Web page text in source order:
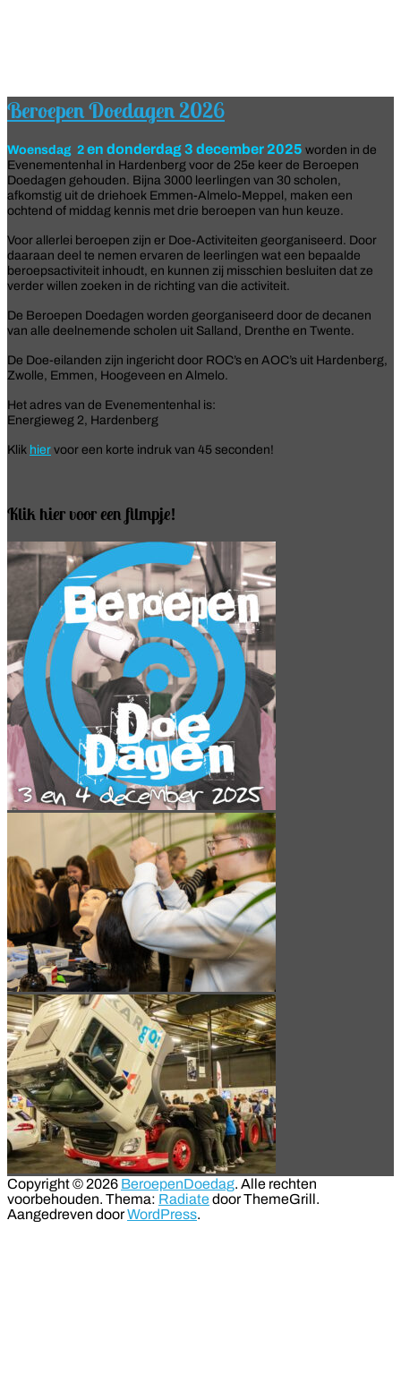
Beroepen Doedagen 2026
Woensdag 2 en donderdag 3 december 2025 worden in de
Evenementenhal in Hardenberg voor de 25e keer de Beroepen
Doedagen gehouden. Bijna 3000 leerlingen van 30 scholen,
afkomstig uit de driehoek Emmen-Almelo-Meppel, maken een
ochtend of middag kennis met drie beroepen van hun keuze.
Voor allerlei beroepen zijn er Doe-Activiteiten georganiseerd. Door
daaraan deel te nemen ervaren de leerlingen wat een bepaalde
beroepsactiviteit inhoudt, en kunnen zij misschien besluiten dat ze
verder willen zoeken in de richting van die activiteit.
De Beroepen Doedagen worden georganiseerd door de decanen
van alle deelnemende scholen uit Salland, Drenthe en Twente.
De Doe-eilanden zijn ingericht door ROC’s en AOC’s uit Hardenberg,
Zwolle, Emmen, Hoogeveen en Almelo.
Het adres van de Evenementenhal is:
Energieweg 2, Hardenberg
Klik hier voor een korte indruk van 45 seconden!
Klik hier voor een filmpje!
Copyright © 2026 BeroepenDoedag. Alle rechten
voorbehouden. Thema: Radiatedoor ThemeGrill.
Aangedreven doorWordPress.